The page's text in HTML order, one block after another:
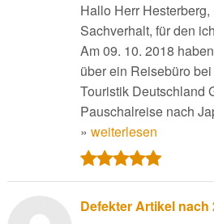
Hallo Herr
Sachverhalt, für den
Am 09. 10. 2018
über ein Reisebüro
Touristik Deutschland
Pauschalreise nach
» weiterlesen
Defekter Artikel nach